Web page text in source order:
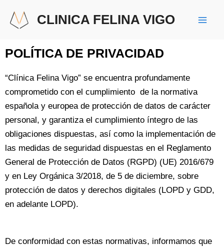
CLINICA FELINA VIGO
POLÍTICA DE PRIVACIDAD
“Clínica Felina Vigo” se encuentra profundamente
comprometido con el cumplimiento de la normativa
española y europea de protección de datos de carácter
personal, y garantiza el cumplimiento íntegro de las
obligaciones dispuestas, así como la implementación de
las medidas de seguridad dispuestas en el Reglamento
General de Protección de Datos (RGPD) (UE) 2016/679
y en Ley Orgánica 3/2018, de 5 de diciembre, sobre
protección de datos y derechos digitales (LOPD y GDD,
en adelante LOPD).
De conformidad con estas normativas, informamos que